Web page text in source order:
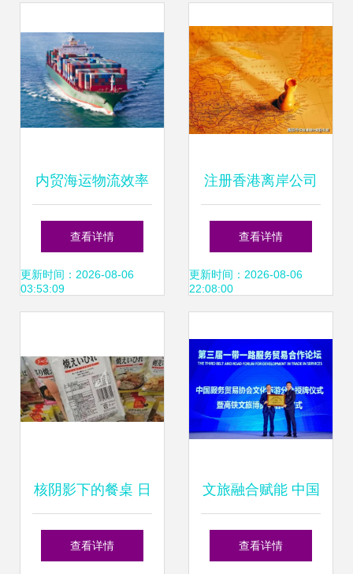
进货密码
内贸海运物流效率
来源与全链条服务
解析
查看详情
更新时间：2026-08-06
03:53:09
注册香港离岸公司
与内地贸易公司的
区别及离岸公司在
查看详情
更新时间：2026-08-06
22:08:00
核阴影下的餐桌 日
本辐射地区食品改
查看详情
文旅融合赋能 中国
服务贸易协会文旅
查看详情